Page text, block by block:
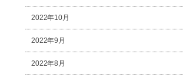
2022年10月
2022年9月
2022年8月